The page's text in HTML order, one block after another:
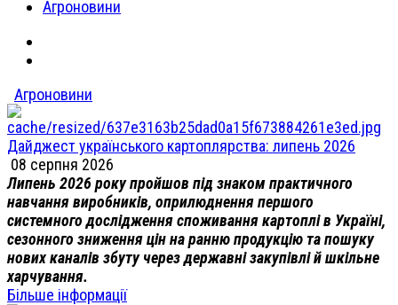
Агроновини
Агроновини
Дайджест українського картоплярства: липень 2026
08 серпня 2026
Липень 2026 року пройшов під знаком практичного
навчання виробників, оприлюднення першого
системного дослідження споживання картоплі в Україні,
сезонного зниження цін на ранню продукцію та пошуку
нових каналів збуту через державні закупівлі й шкільне
харчування.
Більше інформації